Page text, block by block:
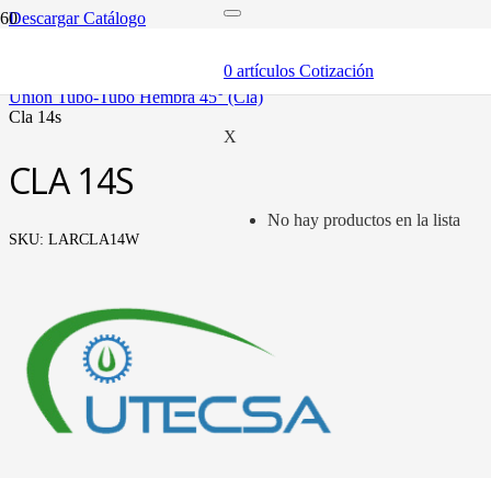
0 artículos Cotización
X
No hay productos en la lista
Descargar Catálogo
unión tubo-tubo hembra 45° (cla)
cla 14s
CLA 14S
SKU: LARCLA14W